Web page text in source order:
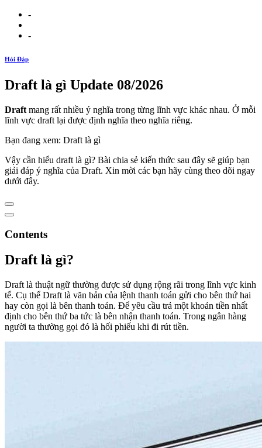
-
-
Hỏi Đáp
Draft là gì Update 08/2026
Draft mang rất nhiều ý nghĩa trong từng lĩnh vực khác nhau. Ở mỗi
lĩnh vực draft lại được định nghĩa theo nghĩa riêng.
Bạn đang xem: Draft là gì
Vậy cần hiểu draft là gì? Bài chia sẻ kiến thức sau đây sẽ giúp bạn
giải đáp ý nghĩa của Draft. Xin mời các bạn hãy cùng theo dõi ngay
dưới đây.
Contents
Draft là gì?
Draft là thuật ngữ thường được sử dụng rộng rãi trong lĩnh vực kinh
tế. Cụ thể Draft là văn bản của lệnh thanh toán gửi cho bên thứ hai
hay còn gọi là bên thanh toán. Để yêu cầu trả một khoản tiền nhất
định cho bên thứ ba tức là bên nhận thanh toán. Trong ngân hàng
người ta thường gọi đó là hối phiếu khi đi rút tiền.